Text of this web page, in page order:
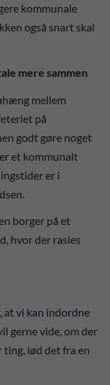
kommunale
også snart skal
mere sammen
mellem
på
godt gøre noget
et kommunalt
er i
borger på et
hvor der rasles
at vi kan indordne
gerne vide, om der
ting, lød det fra en